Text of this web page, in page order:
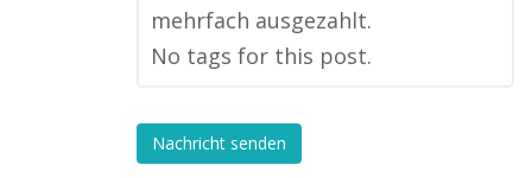
mehrfach ausgezahlt.
No tags for this post.
Nachricht senden